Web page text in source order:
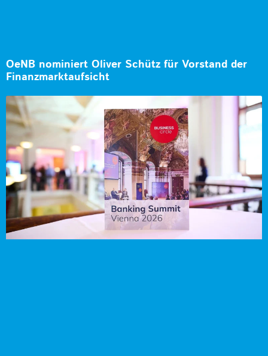
OeNB nominiert Oliver Schütz für Vorstand der
Finanzmarktaufsicht